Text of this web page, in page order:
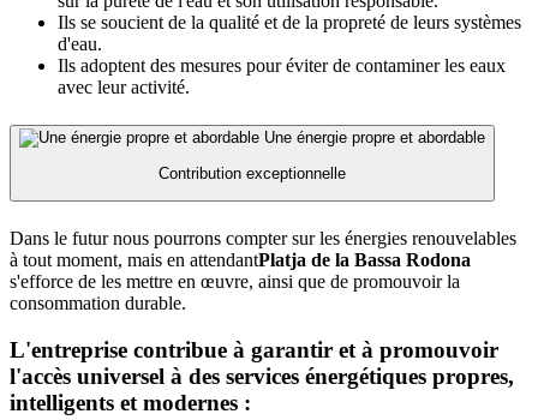
Ils se soucient de la qualité et de la propreté de leurs systèmes
d'eau.
Ils adoptent des mesures pour éviter de contaminer les eaux
avec leur activité.
Une énergie propre et abordable
Contribution exceptionnelle
Dans le futur nous pourrons compter sur les énergies renouvelables
à tout moment, mais en attendantPlatja de la Bassa Rodona
s'efforce de les mettre en œuvre, ainsi que de promouvoir la
consommation durable.
L'entreprise contribue à garantir et à promouvoir
l'accès universel à des services énergétiques propres,
intelligents et modernes :